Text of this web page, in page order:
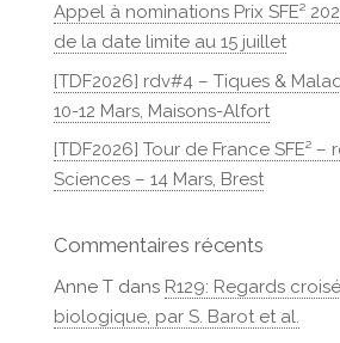
Appel à nominations Prix SFE²
de la date limite au 15 juillet
[TDF2026] rdv#4 – Tiques &
10-12 Mars, Maisons-Alfort
[TDF2026] Tour de France SFE² –
Sciences – 14 Mars, Brest
Commentaires récents
Anne Tdans R129: Regards
biologique, par S. Barot et al.